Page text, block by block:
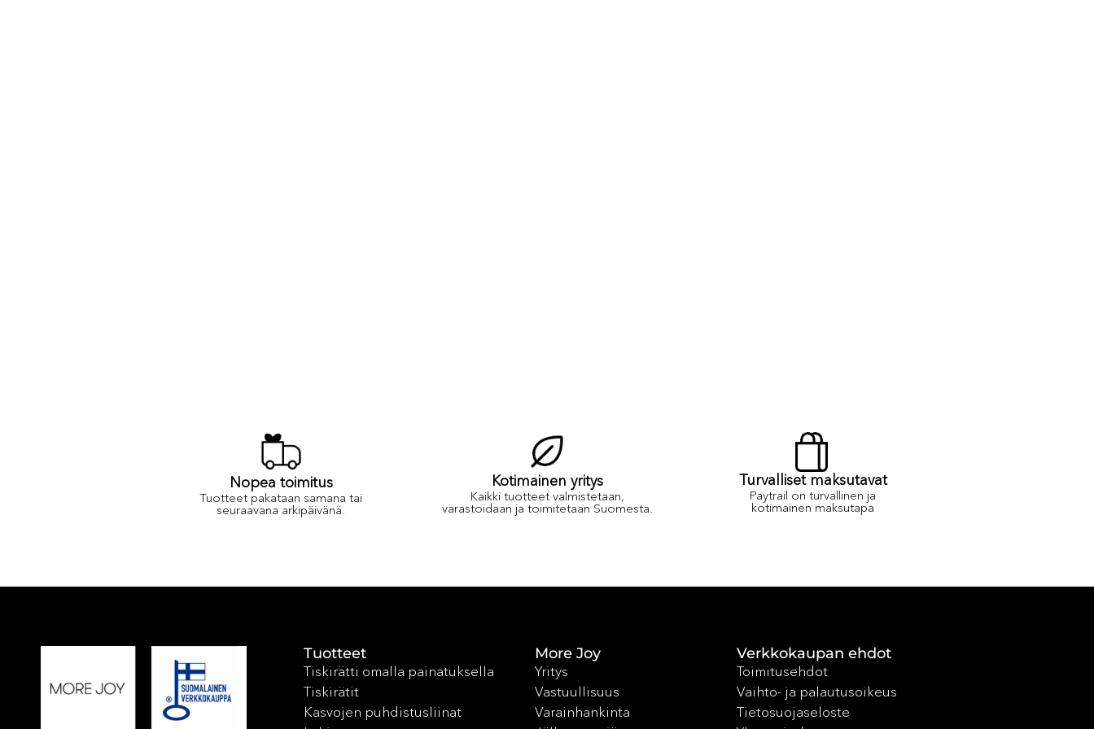
Nopea toimitus
Tuotteet pakataan samana tai
seuraavana arkipäivänä.
Kotimainen yritys
Kaikki tuotteet valmistetaan,
varastoidaan ja toimitetaan Suomesta.
Turvalliset maksutavat
Paytrail on turvallinen ja
kotimainen maksutapa
Tuotteet
Tiskirätti omalla painatuksella
Tiskirätit
Kasvojen puhdistusliinat
More Joy
Yritys
Vastuullisuus
Varainhankinta
Verkkokaupan ehdot
Toimitusehdot
Vaihto- ja palautusoikeus
Tietosuojaseloste